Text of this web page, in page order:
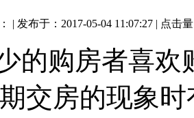
| 发布于：2017-05-04 11:07:27 | 点击
的购房者喜
交房的现象